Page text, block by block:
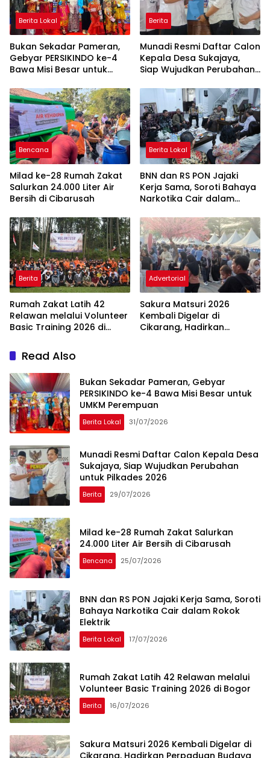
Berita Lokal
Bukan Sekadar Pameran,
Gebyar PERSIKINDO ke-4
Bawa Misi Besar untuk
Berita
Munadi Resmi Daftar Calon
Kepala Desa Sukajaya,
Siap Wujudkan Perubahan
Bencana
Milad ke-28 Rumah Zakat
Salurkan 24.000 Liter Air
Bersih di Cibarusah
Berita Lokal
BNN dan RS PON Jajaki
Kerja Sama, Soroti Bahaya
Narkotika Cair dalam
Berita
Rumah Zakat Latih 42
Relawan melalui Volunteer
Basic Training 2026 di
Advertorial
Sakura Matsuri 2026
Kembali Digelar di
Cikarang, Hadirkan
Read Also
Bukan Sekadar Pameran, Gebyar
PERSIKINDO ke-4 Bawa Misi Besar untuk
UMKM Perempuan
Berita Lokal 31/07/2026
Munadi Resmi Daftar Calon Kepala Desa
Sukajaya, Siap Wujudkan Perubahan
untuk Pilkades 2026
Berita 29/07/2026
Milad ke-28 Rumah Zakat Salurkan
24.000 Liter Air Bersih di Cibarusah
Bencana 25/07/2026
BNN dan RS PON Jajaki Kerja Sama, Soroti
Bahaya Narkotika Cair dalam Rokok
Elektrik
Berita Lokal 17/07/2026
Rumah Zakat Latih 42 Relawan melalui
Volunteer Basic Training 2026 di Bogor
Berita 16/07/2026
Sakura Matsuri 2026 Kembali Digelar di
Cikarang, Hadirkan Perpaduan Budaya